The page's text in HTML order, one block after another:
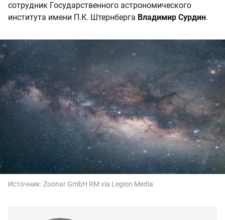
сотрудник Государственного астрономического
института имени П.К. Штернберга Владимир Сурдин.
Источник:Zoonar GmbH RM via Legion Media